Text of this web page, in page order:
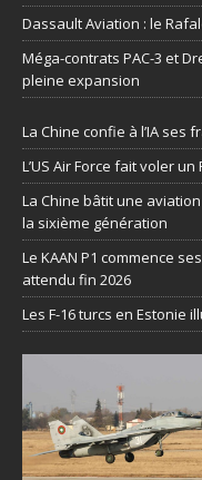
Dassault Aviation : le
Méga-contrats PAC-3 et
pleine expansion
La Chine confie à l’IA
L’US Air Force fait voler
La Chine bâtit une
la sixième génération
Le KAAN P1 commence
attendu fin 2026
Les F-16 turcs en Estonie